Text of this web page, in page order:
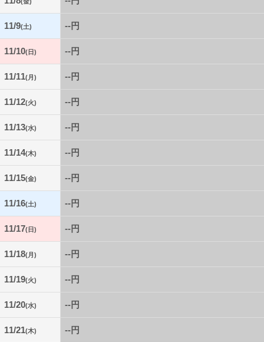
11/9(土) --円
11/10(日) --円
11/11(月) --円
11/12(火) --円
11/13(水) --円
11/14(木) --円
11/15(金) --円
11/16(土) --円
11/17(日) --円
11/18(月) --円
11/19(火) --円
11/20(水) --円
11/21(木) --円